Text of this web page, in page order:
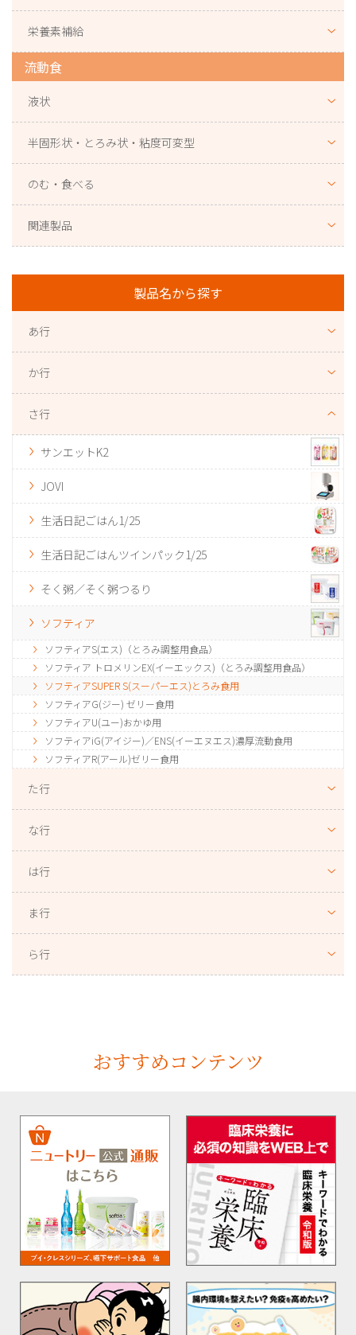
栄養素補給
流動食
液状
半固形状・とろみ状・粘度可変型
のむ・食べる
関連製品
製品名から探す
あ行
か行
さ行
サンエットK2
JOVI
生活日記ごはん1/25
生活日記ごはんツインパック1/25
そく粥／そく粥つるり
ソフティア
ソフティアS(エス)（とろみ調整用食品）
ソフティア トロメリンEX(イーエックス)（とろみ調整用食品）
ソフティアSUPER S(スーパーエス)とろみ食用
ソフティアG(ジー) ゼリー食用
ソフティアU(ユー)おかゆ用
ソフティアiG(アイジー)／ENS(イーエヌエス)濃厚流動食用
ソフティアR(アール)ゼリー食用
た行
な行
は行
ま行
ら行
おすすめコンテンツ